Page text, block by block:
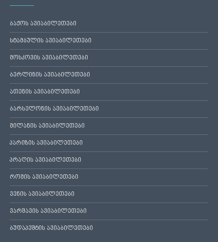
ბაქოს ავიაბილეთები
სტამბულის ავიაბილეთები
მოსკოვის ავიაბილეთები
ბერლინის ავიაბილეთები
ათენის ავიაბილეთები
ბარსელონის ავიაბილეთები
მილანის ავიაბილეთები
პარიზის ავიაბილეთები
პრაღის ავიაბილეთები
რომის ავიაბილეთები
ვენის ავიაბილეთები
ვარშავის ავიაბილეთები
ბუდაპეშტის ავიაბილეთები